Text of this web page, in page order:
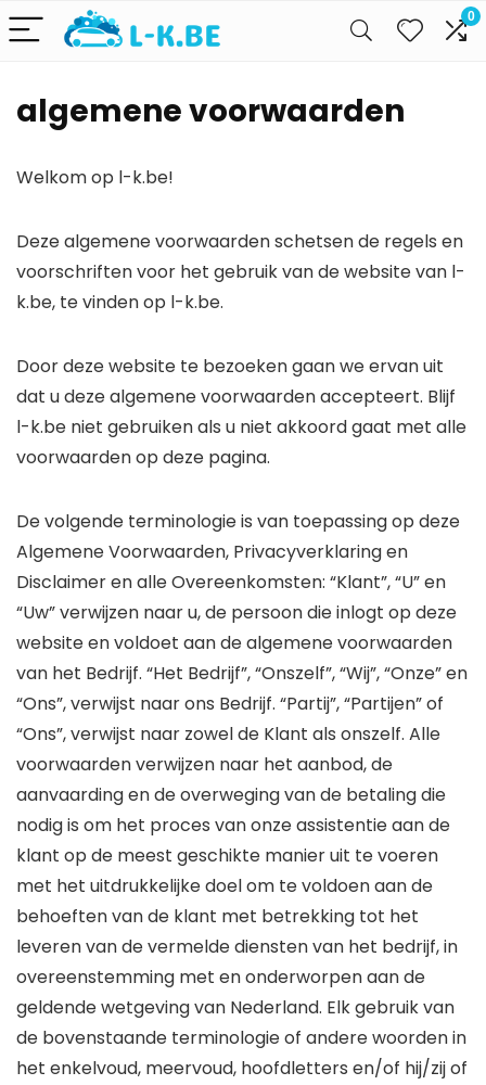
0
algemene voorwaarden
Welkom op l-k.be!
Deze algemene voorwaarden schetsen de regels en
voorschriften voor het gebruik van de website van l-
k.be, te vinden op l-k.be.
Door deze website te bezoeken gaan we ervan uit
dat u deze algemene voorwaarden accepteert. Blijf
l-k.be niet gebruiken als u niet akkoord gaat met alle
voorwaarden op deze pagina.
De volgende terminologie is van toepassing op deze
Algemene Voorwaarden, Privacyverklaring en
Disclaimer en alle Overeenkomsten: “Klant”, “U” en
“Uw” verwijzen naar u, de persoon die inlogt op deze
website en voldoet aan de algemene voorwaarden
van het Bedrijf. “Het Bedrijf”, “Onszelf”, “Wij”, “Onze” en
“Ons”, verwijst naar ons Bedrijf. “Partij”, “Partijen” of
“Ons”, verwijst naar zowel de Klant als onszelf. Alle
voorwaarden verwijzen naar het aanbod, de
aanvaarding en de overweging van de betaling die
nodig is om het proces van onze assistentie aan de
klant op de meest geschikte manier uit te voeren
met het uitdrukkelijke doel om te voldoen aan de
behoeften van de klant met betrekking tot het
leveren van de vermelde diensten van het bedrijf, in
overeenstemming met en onderworpen aan de
geldende wetgeving van Nederland. Elk gebruik van
de bovenstaande terminologie of andere woorden in
het enkelvoud, meervoud, hoofdletters en/of hij/zij of